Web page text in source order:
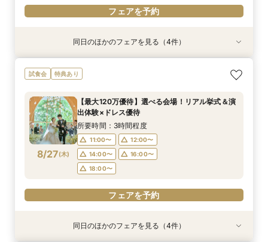
フェアを予約
特典あり
8/26(水)
【初めての見学にオススメ】見積りまでしっかり
相談★全館見学
11:00〜
12:00〜
14:00〜
16:00〜
18:00〜
フェアを予約
8/26(水)
【遠方の方◎オンライン相談会】スマホで簡単！
豪華5大特典付き
11:00〜
13:00〜
14:00〜
16:00〜
18:00〜
フェアを予約
特典あり
8/26(水)
【10名～会食プラン】貸切邸宅で叶える少人数ウ
エディング相談会
11:00〜
12:00〜
14:00〜
16:00〜
18:00〜
フェアを予約
特典あり
8/26(水)
【フォト・ベビー服選べる特典有】安心マタニ
ティ相談会
11:00〜
12:00〜
14:00〜
16:00〜
18:00〜
フェアを予約
同日のほかのフェアを見る（4件）
試食会 特典あり
8/27(木)
【最大120万優待】選べる会場！リアル挙式＆演
出体験×ドレス優待
所要時間：3時間程度
11:00〜
12:00〜
14:00〜
16:00〜
18:00〜
フェアを予約
特典あり
特典あり
特典あり同日のほかのフェアを見る（4件）